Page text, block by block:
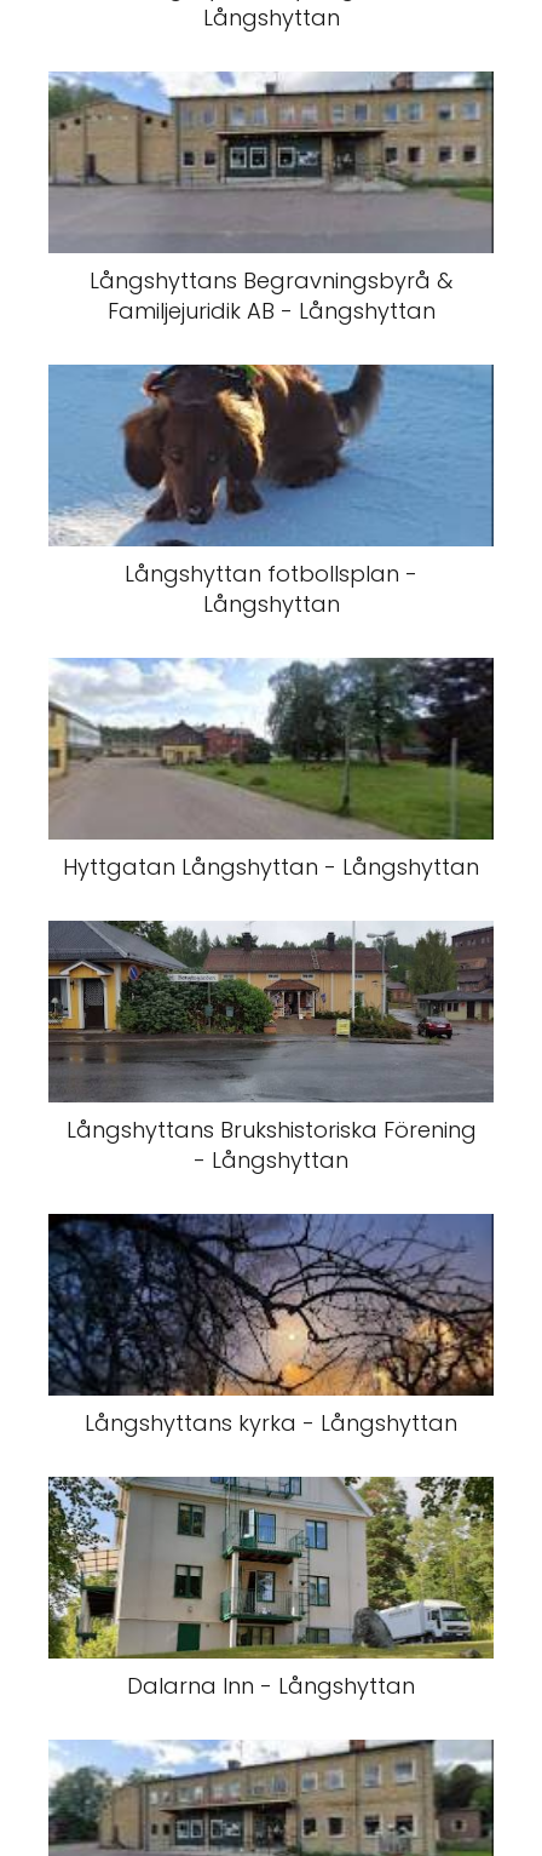
Långshyttan
Långshyttans Begravningsbyrå &
Familjejuridik AB - Långshyttan
Långshyttan fotbollsplan -
Långshyttan
Hyttgatan Långshyttan - Långshyttan
Långshyttans Brukshistoriska Förening
- Långshyttan
Långshyttans kyrka - Långshyttan
Dalarna Inn - Långshyttan